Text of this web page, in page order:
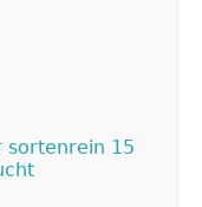
sortenrein 15